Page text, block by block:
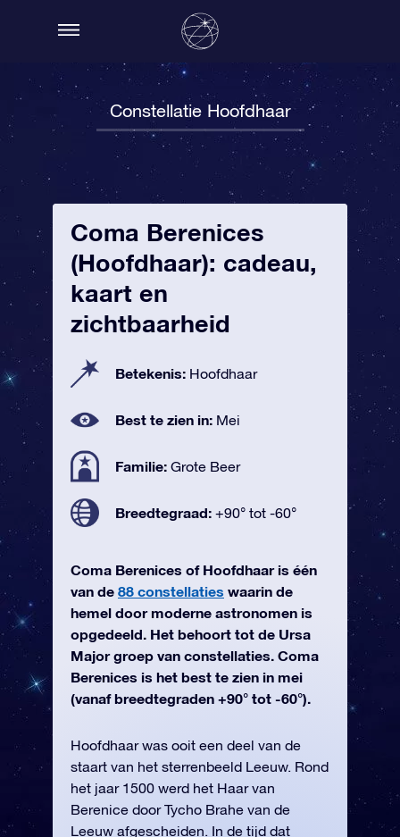
Constellatie Hoofdhaar
Coma Berenices
(Hoofdhaar): cadeau,
kaart en
zichtbaarheid
Betekenis: Hoofdhaar
Best te zien in: Mei
Familie: Grote Beer
Breedtegraad: +90° tot -60°
Coma Berenices of Hoofdhaar is één
van de 88 constellaties waarin de
hemel door moderne astronomen is
opgedeeld. Het behoort tot de Ursa
Major groep van constellaties. Coma
Berenices is het best te zien in mei
(vanaf breedtegraden +90° tot -60°).
Hoofdhaar was ooit een deel van de
staart van het sterrenbeeld Leeuw. Rond
het jaar 1500 werd het Haar van
Berenice door Tycho Brahe van de
Leeuw afgescheiden. In de tijd dat